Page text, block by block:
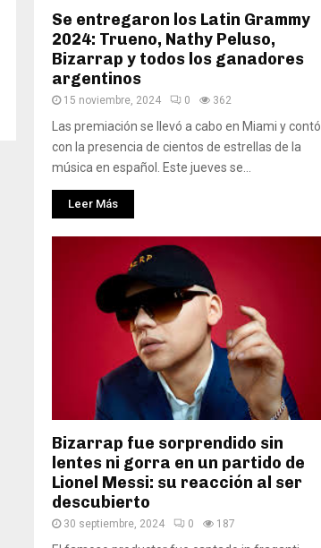
Se entregaron los Latin Grammy
2024: Trueno, Nathy Peluso,
Bizarrap y todos los ganadores
argentinos
15 noviembre, 2024 0 362
Las premiación se llevó a cabo en Miami y contó
con la presencia de cientos de estrellas de la
música en español. Este jueves se...
Leer Más
Bizarrap fue sorprendido sin
lentes ni gorra en un partido de
Lionel Messi: su reacción al ser
descubierto
30 septiembre, 2024 0 187